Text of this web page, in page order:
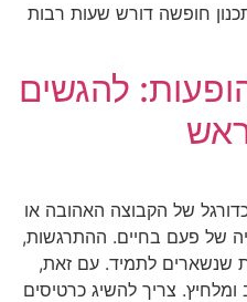
חופשה דורש שעות רבות
להגשים
של הקבוצה האהובה או
של פעם בחיים. ההתרגשות,
שנשארים לתמיד. עם זאת,
ומלחיץ. צריך להשיג כרטיסים